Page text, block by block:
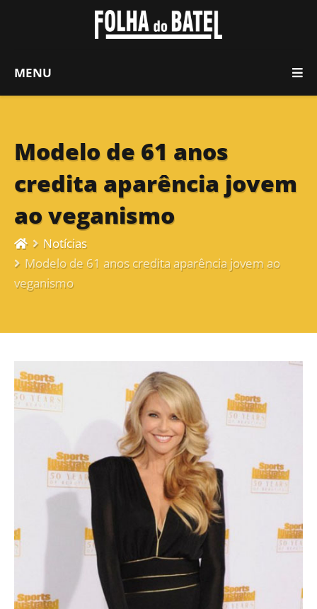
MENU
Modelo de 61 anos
credita aparência jovem
ao veganismo
Notícias
Modelo de 61 anos credita aparência jovem ao
veganismo